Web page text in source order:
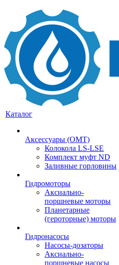
Каталог
Аксессуары (OMT)
Колокола LS-LSE
Комплект муфт ND
Заливные горловины
Гидромоторы
Аксиально-
поршневые моторы
Планетарные
(героторные) моторы
Гидронасосы
Насосы-дозаторы
Аксиально-
поршневые насосы